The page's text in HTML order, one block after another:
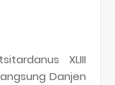
XLIII
Danjen